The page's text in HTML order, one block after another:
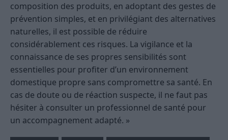
composition des produits, en adoptant des gestes de
prévention simples, et en privilégiant des alternatives
naturelles, il est possible de réduire
considérablement ces risques. La vigilance et la
connaissance de ses propres sensibilités sont
essentielles pour profiter d’un environnement
domestique propre sans compromettre sa santé. En
cas de doute ou de réaction suspecte, il ne faut pas
hésiter à consulter un professionnel de santé pour
un accompagnement adapté. »